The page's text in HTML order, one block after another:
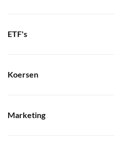
ETF's
Koersen
Marketing